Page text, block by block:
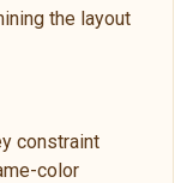
the layout
constraint
color